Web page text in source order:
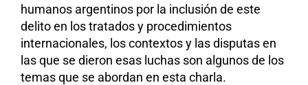
humanos argentinos por la inclusión de este
delito en los tratados y procedimientos
internacionales, los contextos y las disputas en
las que se dieron esas luchas son algunos de los
temas que se abordan en esta charla.